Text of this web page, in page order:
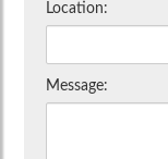
Location:
Message: